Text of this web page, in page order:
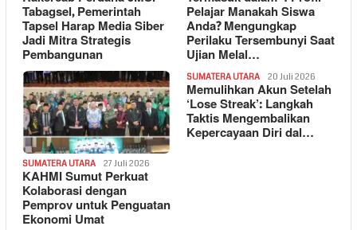
Tabagsel, Pemerintah
Tapsel Harap Media Siber
Jadi Mitra Strategis
Pembangunan
Pelajar Manakah Siswa
Anda? Mengungkap
Perilaku Tersembunyi Saat
Ujian Melal…
SUMATERA UTARA 27 Juli 2026
KAHMI Sumut Perkuat
Kolaborasi dengan
Pemprov untuk Penguatan
Ekonomi Umat
SUMATERA UTARA 20 Juli 2026
Memulihkan Akun Setelah
‘Lose Streak’: Langkah
Taktis Mengembalikan
Kepercayaan Diri dal…